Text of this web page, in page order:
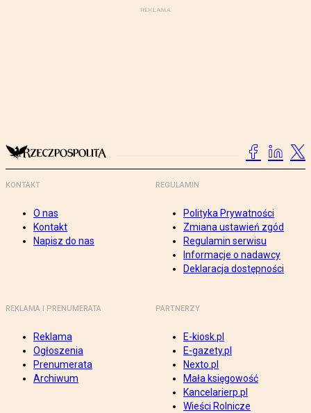
KONTAKT
O nas
Kontakt
Napisz do nas
REGULAMIN
Polityka Prywatności
Zmiana ustawień zgód
Regulamin serwisu
Informacje o nadawcy
Deklaracja dostępności
REKLAMA I PRENUMERATA
Reklama
Ogłoszenia
Prenumerata
Archiwum
PARTNERZY
E-kiosk.pl
E-gazety.pl
Nexto.pl
Mała księgowość
Kancelarierp.pl
Wieści Rolnicze